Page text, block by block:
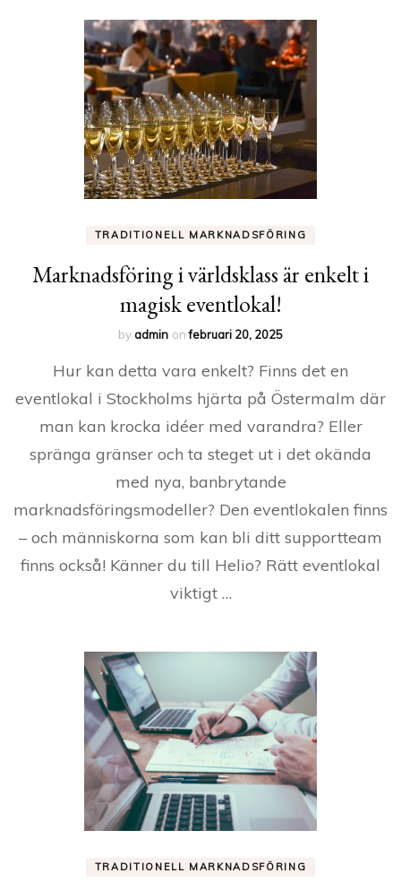
TRADITIONELL MARKNADSFÖRING
Marknadsföring i världsklass är enkelt i
magisk eventlokal!
byadmin onfebruari 20, 2025
Hur kan detta vara enkelt? Finns det en
eventlokal i Stockholms hjärta på Östermalm där
man kan krocka idéer med varandra? Eller
spränga gränser och ta steget ut i det okända
med nya, banbrytande
marknadsföringsmodeller? Den eventlokalen finns
– och människorna som kan bli ditt supportteam
finns också! Känner du till Helio? Rätt eventlokal
viktigt …
TRADITIONELL MARKNADSFÖRING